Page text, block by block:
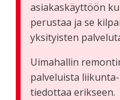
asiakaskäyttöön
perustaa ja se
yksityisten
Uimahallin
palveluista
tiedottaa erikseen.